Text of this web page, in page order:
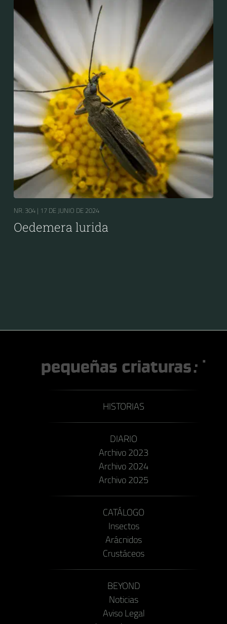
NR. 304 | 17 DE JUNIO DE 2024
Oedemera lurida
HISTORIAS
DIARIO
Archivo 2023
Archivo 2024
Archivo 2025
CATÁLOGO
Insectos
Arácnidos
Crustáceos
BEYOND
Noticias
Aviso Legal